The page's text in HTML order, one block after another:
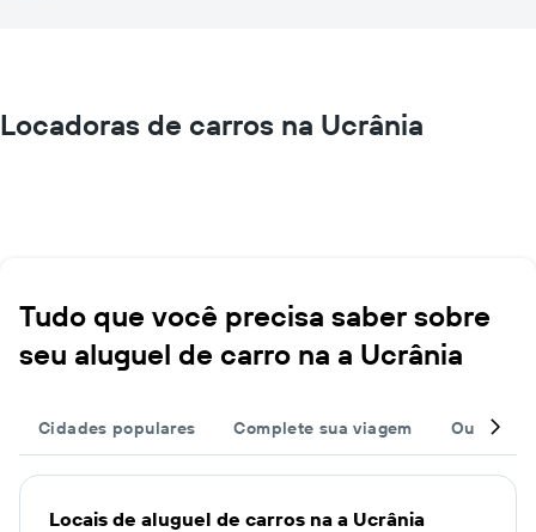
Locadoras de carros na Ucrânia
Tudo que você precisa saber sobre
seu aluguel de carro na a Ucrânia
Cidades populares Complete sua viagem Outros
Locais de aluguel de carros na a Ucrânia